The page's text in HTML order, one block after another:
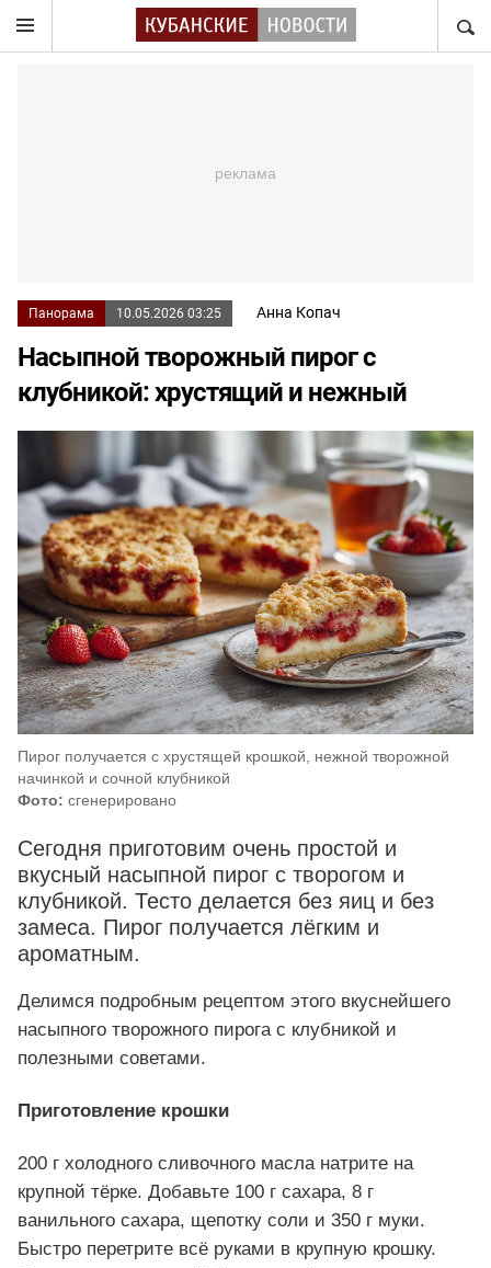
Панорама 10.05.2026 03:25 Анна Копач
Насыпной творожный пирог с
клубникой: хрустящий и нежный
Пирог получается с хрустящей крошкой, нежной творожной
начинкой и сочной клубникой
Фото: сгенерировано
Сегодня приготовим очень простой и
вкусный насыпной пирог с творогом и
клубникой. Тесто делается без яиц и без
замеса. Пирог получается лёгким и
ароматным.
Делимся подробным рецептом этого вкуснейшего
насыпного творожного пирога с клубникой и
полезными советами.
Приготовление крошки
200 г холодного сливочного масла натрите на
крупной тёрке. Добавьте 100 г сахара, 8 г
ванильного сахара, щепотку соли и 350 г муки.
Быстро перетрите всё руками в крупную крошку.